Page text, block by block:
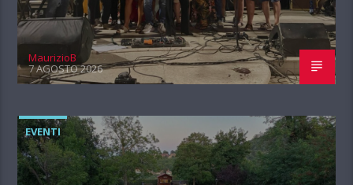
MaurizioB
7 AGOSTO 2026
EVENTI